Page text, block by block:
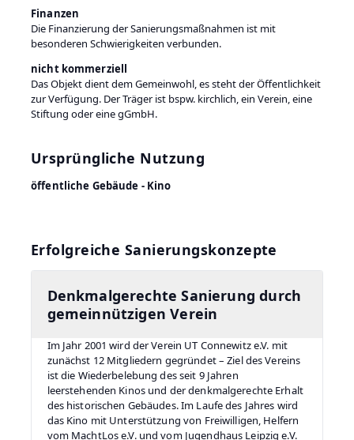
Finanzen
Die Finanzierung der Sanierungsmaßnahmen ist mit
besonderen Schwierigkeiten verbunden.
nicht kommerziell
Das Objekt dient dem Gemeinwohl, es steht der Öffentlichkeit
zur Verfügung. Der Träger ist bspw. kirchlich, ein Verein, eine
Stiftung oder eine gGmbH.
Ursprüngliche Nutzung
öffentliche Gebäude - Kino
Erfolgreiche Sanierungskonzepte
Denkmalgerechte Sanierung durch
gemeinnützigen Verein
Im Jahr 2001 wird der Verein UT Connewitz e.V. mit
zunächst 12 Mitgliedern gegründet – Ziel des Vereins
ist die Wiederbelebung des seit 9 Jahren
leerstehenden Kinos und der denkmalgerechte Erhalt
des historischen Gebäudes. Im Laufe des Jahres wird
das Kino mit Unterstützung von Freiwilligen, Helfern
vom MachtLos e.V. und vom Jugendhaus Leipzig e.V.